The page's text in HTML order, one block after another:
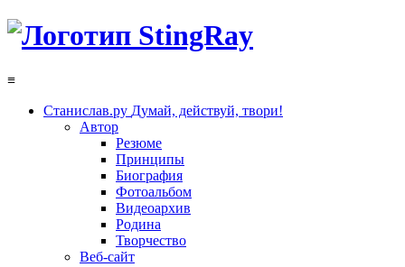
≡
Станислав.ру Думай, действуй, твори!
Автор
Резюме
Принципы
Биография
Фотоальбом
Видеоархив
Родина
Творчество
Веб-сайт